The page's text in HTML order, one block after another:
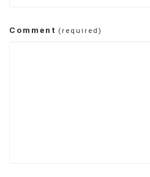
Comment (required)